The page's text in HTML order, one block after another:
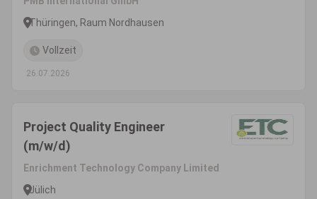
Thüringen, Raum Nordhausen
Vollzeit
26.07.2026
Project Quality Engineer
(m/w/d)
Enrichment Technology Company Limited
Jülich